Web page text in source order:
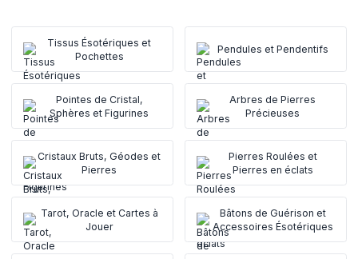
Tissus Ésotériques et
Pochettes
Pendules et Pendentifs
Pointes de Cristal,
Sphères et Figurines
Arbres de Pierres
Précieuses
Cristaux Bruts, Géodes et
Pierres
Pierres Roulées et
Pierres en éclats
Tarot, Oracle et Cartes à
Jouer
Bâtons de Guérison et
Accessoires Ésotériques